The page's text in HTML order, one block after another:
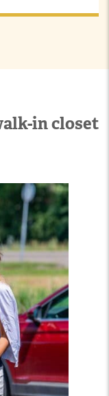
in closet